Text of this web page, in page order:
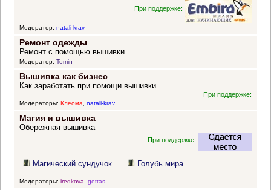
При поддержке:
Модератор: natali-krav
Ремонт одежды
Ремонт с помощью вышивки
Модератор: Tomin
Вышивка как бизнес
Как заработать при помощи вышивки
При поддержке:
Модераторы: Клеома, natali-krav
Магия и вышивка
Обережная вышивка
При поддержке:
Магический сундучок Голубь мира
Модераторы: iredkova gettas